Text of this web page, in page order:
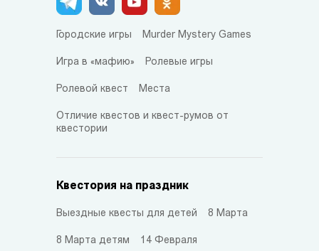
Городские игры Murder Mystery Games
Игра в «мафию» Ролевые игры
Ролевой квест Места
Отличие квестов и квест-румов от
квестории
Квестория на праздник
Выездные квесты для детей 8 Марта
8 Марта детям 14 Февраля